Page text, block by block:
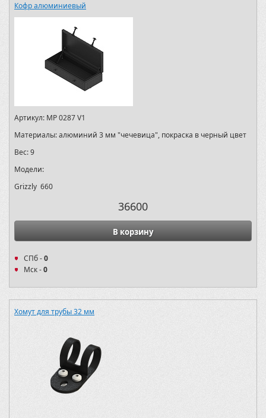
Кофр алюминиевый
Артикул: MP 0287 V1
Материалы:алюминий 3 мм "чечевица", покраска в черный цвет
Вес:9
Модели:
Grizzly 660
36600
В корзину
СПб -0
Мск -0
Хомут для трубы 32 мм